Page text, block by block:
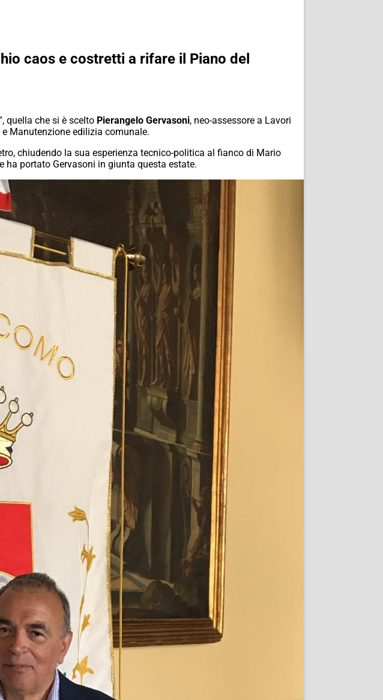
caos e costretti a rifare il Piano del
quella che si è scelto Pierangelo Gervasoni, neo-assessore a Lavori
Manutenzione edilizia comunale.
chiudendo la sua esperienza tecnico-politica al fianco di Mario
ha portato Gervasoni in giunta questa estate.